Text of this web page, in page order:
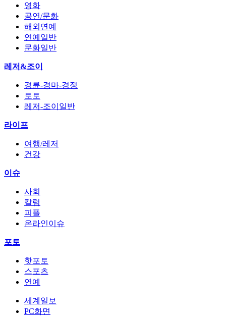
영화
공연/문화
해외연예
연예일반
문화일반
레저&조이
경륜-경마-경정
토토
레저-조이일반
라이프
여행/레저
건강
이슈
사회
칼럼
피플
온라인이슈
포토
핫포토
스포츠
연예
세계일보
PC화면